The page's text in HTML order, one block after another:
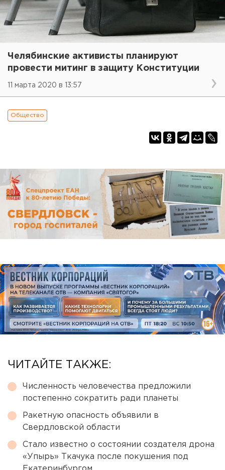
Челябинские активисты планируют
провести митинг в защиту Конституции
11 марта 2020 в 13:57
Общество
ЧИТАЙТЕ ТАКЖЕ:
Численность человечества предложили
постепенно сократить ради планеты
Ракетную опасность объявили в
Свердловской области
Стало известно о состоянии создателя дрона
«Упырь» Ткачука после покушения под